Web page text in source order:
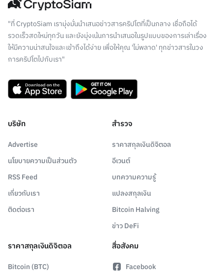
"ที่ CryptoSiam เรามุ่งมั่นนำเสนอข่าวสารคริปโตที่เป็นกลาง เชื่อถือได้
รวดเร็วสดใหม่ทุกวัน และยังมุ่งเน้นการนำเสนอในรูปแบบของการเล่าเรื่อง
ให้มีความน่าสนใจและเข้าถึงได้ง่าย เพื่อให้คุณ 'ไม่พลาด' ทุกข่าวสารในวง
การคริปโตไปกับเรา"
บริษัท
Advertise
นโยบายความเป็นส่วนตัว
RSS Feed
เกี่ยวกับเรา
ติดต่อเรา
สำรวจ
ราคาสกุลเงินดิจิตอล
อีเวนต์
บทความความรู้
แปลงสกุลเงิน
Bitcoin Halving
ข่าว DeFi
ราคาสกุลเงินดิจิตอล
Bitcoin (BTC)
สื่อสังคม
Facebook